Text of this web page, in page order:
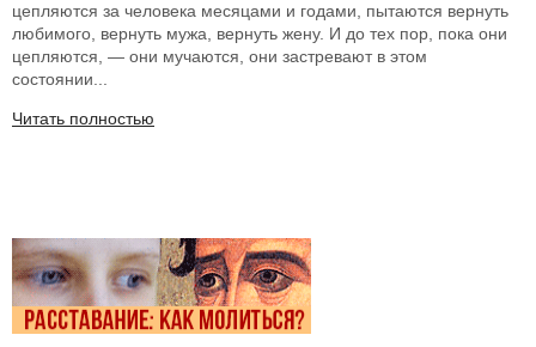
цепляются за человека месяцами и годами, пытаются вернуть
любимого, вернуть мужа, вернуть жену. И до тех пор, пока они
цепляются, — они мучаются, они застревают в этом
состоянии...
Читать полностью